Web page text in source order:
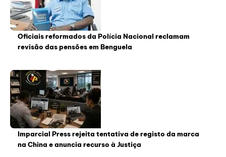
Oficiais reformados da Polícia Nacional reclamam
revisão das pensões em Benguela
Imparcial Press rejeita tentativa de registo da marca
na China e anuncia recurso à Justiça